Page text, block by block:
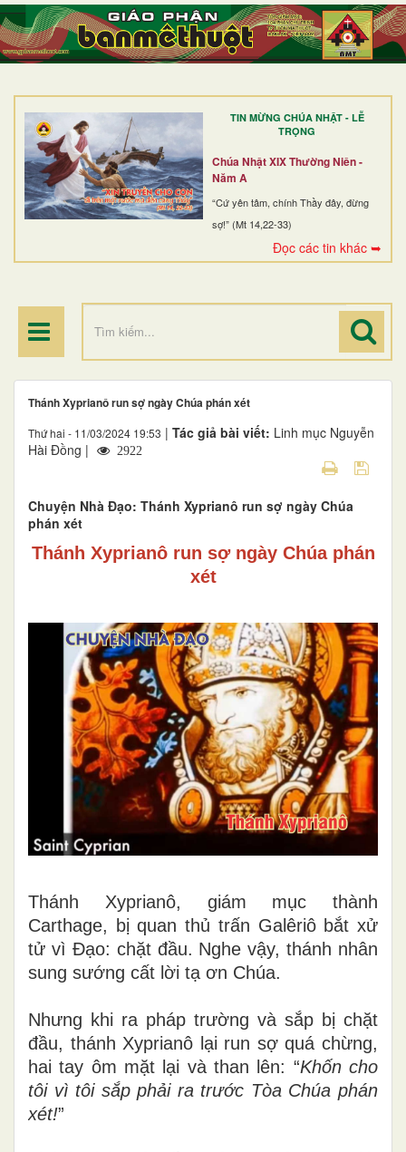
TIN MỪNG CHÚA NHẬT - LỄ
TRỌNG
Chúa Nhật XIX Thường Niên -
Năm A
“Cứ yên tâm, chính Thầy đây, đừng
sợ!” (Mt 14,22-33)
Đọc các tin khác ➥
TRANG NHẤT
GIỚI THIỆU
DÒNG TU
BAN MỤC VỤ
ĐOÀN THỂ CG
ĐIỂM HÀNH HƯƠNG
Thánh Xyprianô run sợ ngày Chúa phán xét
Thứ hai - 11/03/2024 19:53 | Tác giả bài viết: Linh mục Nguyễn
Hài Đồng |
2922
Chuyện Nhà Đạo: Thánh Xyprianô run sợ ngày Chúa
phán xét
Thánh Xyprianô run sợ ngày Chúa phán
xét
Thánh Xyprianô, giám mục thành
Carthage, bị quan thủ trấn Galêriô bắt xử
tử vì Đạo: chặt đầu. Nghe vậy, thánh nhân
sung sướng cất lời tạ ơn Chúa.
Nhưng khi ra pháp trường và sắp bị chặt
đầu, thánh Xyprianô lại run sợ quá chừng,
hai tay ôm mặt lại và than lên: “Khốn cho
tôi vì tôi sắp phải ra trước Tòa Chúa phán
xét!”